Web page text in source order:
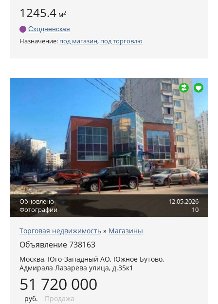
1245.4 м2
Сходненская
Назначение: под магазин, под торговлю
Обновлено
12.05.2026
Фотографии
10
Торговая недвижимость » Магазины
Объявление 738163
Москва, Юго-Западный АО, Южное Бутово,
Адмирала Лазарева улица, д.35к1
51 720 000
руб. Продажа